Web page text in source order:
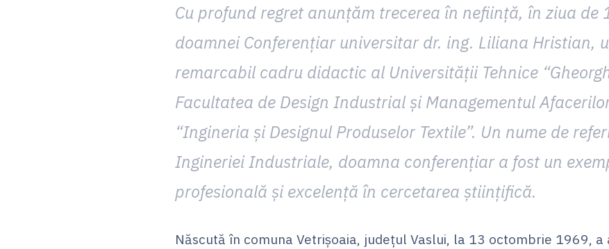
Cu profund regret anunțăm trecerea în neființă, în ziua de
doamnei Conferențiar universitar dr. ing. Liliana Hristian,
remarcabil cadru didactic al Universității Tehnice
Facultatea de Design Industrial și Managementul
“Ingineria și Designul Produselor Textile”. Un nume de
Ingineriei Industriale, doamna conferențiar a fost un
profesională și excelență în cercetarea științifică.
Născută în comuna Vetrișoaia, județul Vaslui, la 13 octombrie 1969,